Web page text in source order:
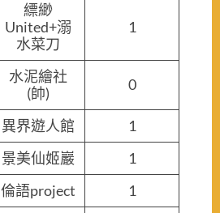
縹緲
United+溺
水菜刀
1
水泥繪社
(帥)
0
異界遊人館
1
景美仙姬巖
1
倫語project 1